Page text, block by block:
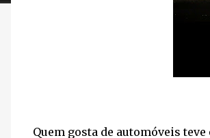
Quem gosta de automóveis